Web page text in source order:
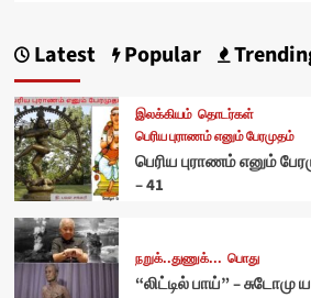
Latest Popular
இலக்கியம் தொடர்கள்
பெரிய புராணம் எனும் பேரமுதம்
பெரிய புராணம் எனும்
– 41
நறுக்..துணுக்... பொது
“லிட்டில் பாய்” – சுடோமு